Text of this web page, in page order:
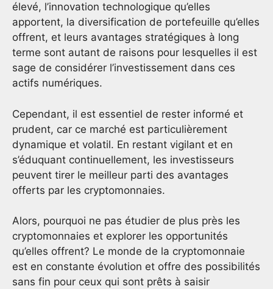
élevé, l’innovation technologique qu’elles
apportent, la diversification de portefeuille qu’elles
offrent, et leurs avantages stratégiques à long
terme sont autant de raisons pour lesquelles il est
sage de considérer l’investissement dans ces
actifs numériques.
Cependant, il est essentiel de rester informé et
prudent, car ce marché est particulièrement
dynamique et volatil. En restant vigilant et en
s’éduquant continuellement, les investisseurs
peuvent tirer le meilleur parti des avantages
offerts par les cryptomonnaies.
Alors, pourquoi ne pas étudier de plus près les
cryptomonnaies et explorer les opportunités
qu’elles offrent? Le monde de la cryptomonnaie
est en constante évolution et offre des possibilités
sans fin pour ceux qui sont prêts à saisir